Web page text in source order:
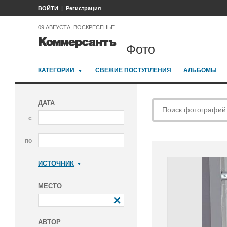
ВОЙТИ Регистрация
09 АВГУСТА, ВОСКРЕСЕНЬЕ
Фото
КАТЕГОРИИ СВЕЖИЕ ПОСТУПЛЕНИЯ АЛЬБОМЫ
ДАТА
с
по
ИСТОЧНИК
МЕСТО
АВТОР